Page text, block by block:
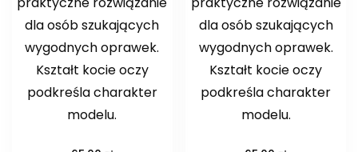
dla osób szukających
wygodnych oprawek.
Kształt kocie oczy
podkreśla charakter
modelu.
dla osób szukających
wygodnych oprawek.
Kształt kocie oczy
podkreśla charakter
modelu.